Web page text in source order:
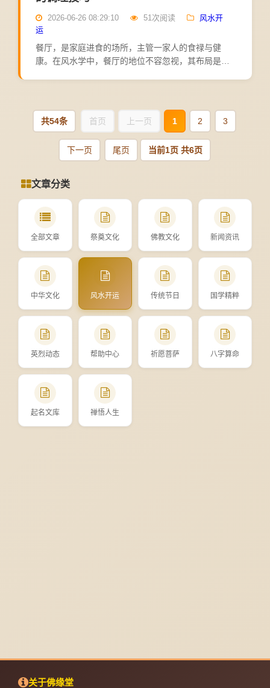
2026-06-26 08:29:10 51次阅读
风水开
运
餐厅，是家庭进食的场所，主管一家人的食禄与健
康。在风水学中，餐厅的地位不容忽视，其布局是否
共54条 首页 上一页 1 2 3
下一页 尾页 当前1页 共6页
文章分类
全部文章 祭奠文化 佛教文化 新闻资讯
中华文化 风水开运 传统节日 国学精粹
英烈动态 帮助中心 祈愿菩萨 八字算命
起名文库 禅悟人生
关于佛缘堂